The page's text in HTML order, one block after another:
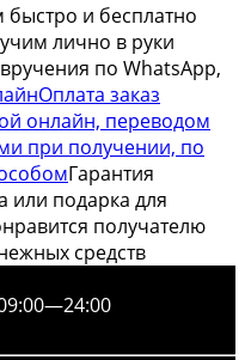
быстро и бесплатно
лично в руки
по WhatsApp,
Оплата заказ
онлайн, переводом
при получении, по
Гарантия
или подарка для
получателю
средств